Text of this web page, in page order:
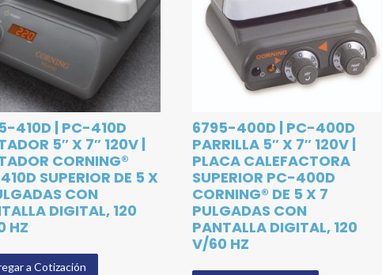
410D | PC-410D
5″ X 7″ 120V |
CORNING®
SUPERIOR DE 5 X
CON
DIGITAL, 120
HZ
a Cotización
6795-400D | PC-400D
PARRILLA 5″ X 7″ 120V |
PLACA CALEFACTORA
SUPERIOR PC-400D
CORNING® DE 5 X 7
PULGADAS CON
PANTALLA DIGITAL, 120
V/60 HZ